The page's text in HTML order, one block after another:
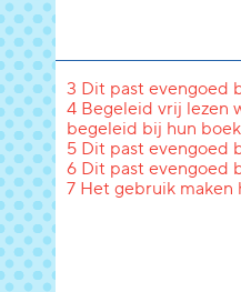
3 Dit past evengoed
4 Begeleid vrij lezen
begeleid bij hun
5 Dit past evengoed
6 Dit past evengoed
7 Het gebruik maken